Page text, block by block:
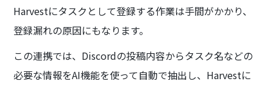
Harvestにタスクとして登録する作業は手間がかかり、
登録漏れの原因にもなります。
この連携では、Discordの投稿内容からタスク名などの
必要な情報をAI機能を使って自動で抽出し、Harvestに